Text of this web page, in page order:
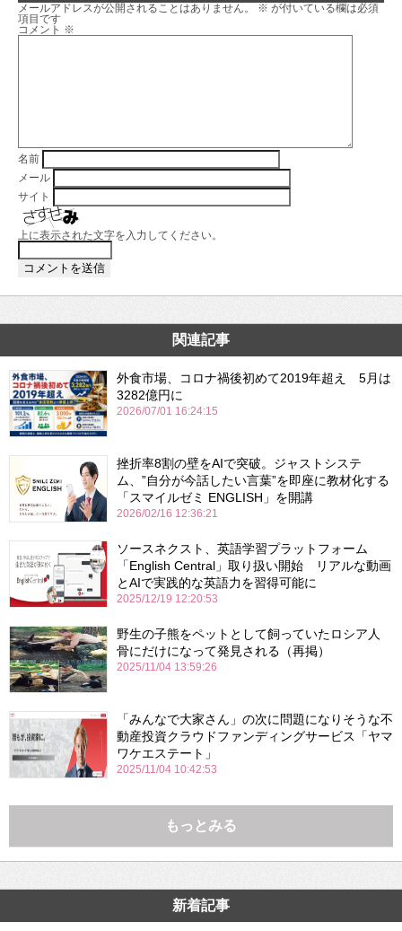
メールアドレスが公開されることはありません。 ※ が付いている欄は必須
項目です
コメント ※
名前
メール
サイト
上に表示された文字を入力してください。
関連記事
外食市場、コロナ禍後初めて2019年超え 5月は
3282億円に
2026/07/01 16:24:15
挫折率8割の壁をAIで突破。ジャストシステ
ム、”自分が今話したい言葉”を即座に教材化する
「スマイルゼミ ENGLISH」を開講
2026/02/16 12:36:21
ソースネクスト、英語学習プラットフォーム
「English Central」取り扱い開始 リアルな動画
とAIで実践的な英語力を習得可能に
2025/12/19 12:20:53
野生の子熊をペットとして飼っていたロシア人
骨にだけになって発見される（再掲）
2025/11/04 13:59:26
「みんなで大家さん」の次に問題になりそうな不
動産投資クラウドファンディングサービス「ヤマ
ワケエステート」
2025/11/04 10:42:53
もっとみる
新着記事